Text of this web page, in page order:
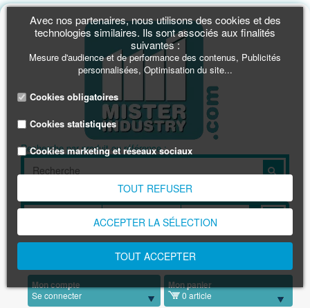
Recherche par produit ou référence :
Rechercher par dimension en mm :
Une info, une commande
0891 03 1001 (0,23€/min)
Mon panier
0 article
Mon compte
Se connecter
Avec nos partenaires, nous utilisons des cookies et des
technologies similaires. Ils sont associés aux finalités
suivantes :
Mesure d'audience et de performance des contenus, Publicités
personnalisées, Optimisation du site...
Cookies obligatoires
Cookies statistiques
Cookies marketing et réseaux sociaux
TOUT REFUSER
ACCEPTER LA SÉLECTION
TOUT ACCEPTER